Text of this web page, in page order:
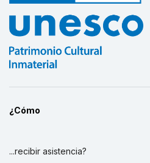
¿Cómo
...recibir asistencia?